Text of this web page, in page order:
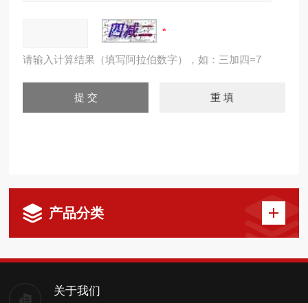
请输入计算结果（填写阿拉伯数字），如：三加四=7
产品分类
关于我们